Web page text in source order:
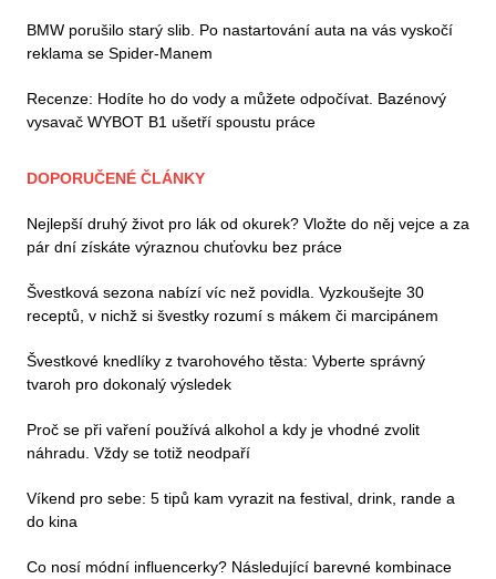
BMW porušilo starý slib. Po nastartování auta na vás vyskočí
reklama se Spider-Manem
Recenze: Hodíte ho do vody a můžete odpočívat. Bazénový
vysavač WYBOT B1 ušetří spoustu práce
DOPORUČENÉ ČLÁNKY
Nejlepší druhý život pro lák od okurek? Vložte do něj vejce a za
pár dní získáte výraznou chuťovku bez práce
Švestková sezona nabízí víc než povidla. Vyzkoušejte 30
receptů, v nichž si švestky rozumí s mákem či marcipánem
Švestkové knedlíky z tvarohového těsta: Vyberte správný
tvaroh pro dokonalý výsledek
Proč se při vaření používá alkohol a kdy je vhodné zvolit
náhradu. Vždy se totiž neodpaří
Víkend pro sebe: 5 tipů kam vyrazit na festival, drink, rande a
do kina
Co nosí módní influencerky? Následující barevné kombinace